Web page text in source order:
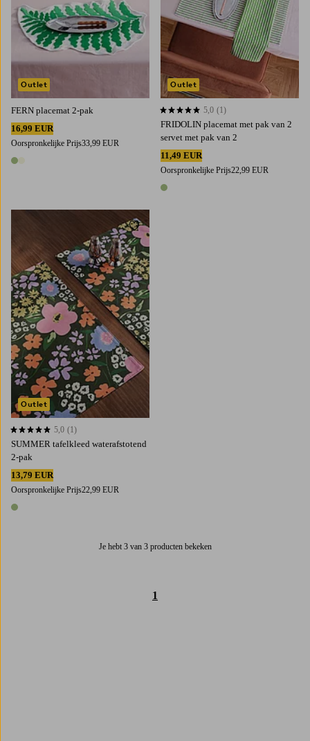
FERN placemat 2-pak
16,99 EUR
Oorspronkelijke Prijs33,99 EUR
2 kleuren
Outlet
FRIDOLIN placemat met pak van 2
servet met pak van 2
11,49 EUR
Oorspronkelijke Prijs22,99 EUR
1 kleur
5,0 op basis van 1 beoordelingen
5,0 (1)
Outlet
SUMMER tafelkleed waterafstotend
2-pak
13,79 EUR
Oorspronkelijke Prijs22,99 EUR
1 kleur
5,0 op basis van 1 beoordelingen
5,0 (1)
Outlet
Toevoegen aan favorieten
Je hebt 3 van 3 producten bekeken
1